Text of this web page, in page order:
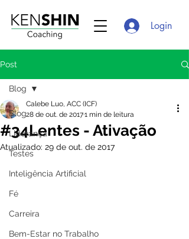
Login
Post
Blog
Liderança
Testes
Inteligência Artificial
Fé
Carreira
Bem-Estar no Trabalho
Blog
#34Lentes - Ativação
Calebe Luo, ACC (ICF)
28 de out. de 20171 min de leitura
Atualizado: 29 de out. de 2017